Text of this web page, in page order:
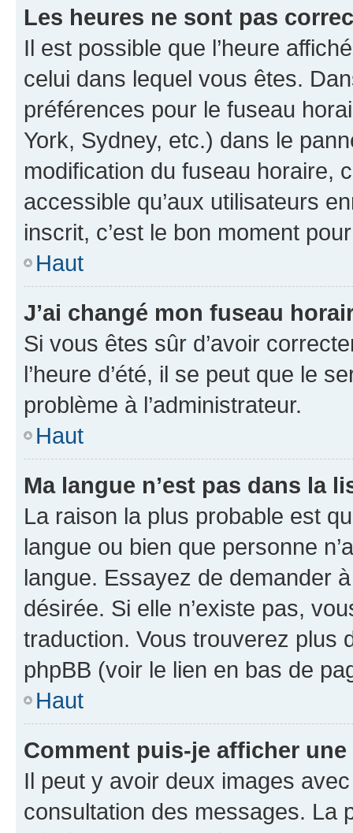
Les heures ne sont pas
Il est possible que l’heure
celui dans lequel vous êtes.
préférences pour le fuseau
York, Sydney, etc.) dans le
modification du fuseau horaire,
accessible qu’aux utilisateurs
inscrit, c’est le bon moment
Haut
J’ai changé mon fuseau
Si vous êtes sûr d’avoir
l’heure d’été, il se peut que le
problème à l’administrateur.
Haut
Ma langue n’est pas dans la
La raison la plus probable est
langue ou bien que personne
langue. Essayez de demander
désirée. Si elle n’existe pas,
traduction. Vous trouverez plus
phpBB (voir le lien en bas de
Haut
Comment puis-je afficher
Il peut y avoir deux images
consultation des messages. La